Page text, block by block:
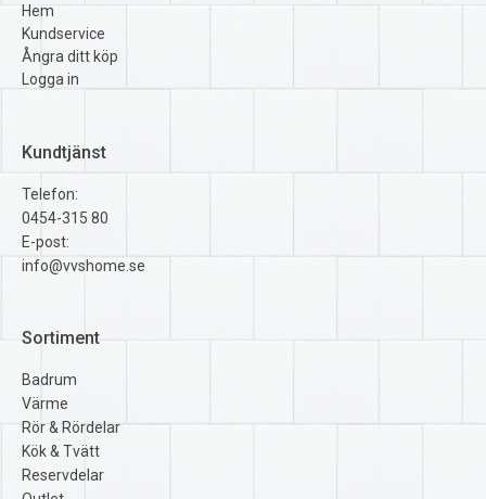
Hem
Kundservice
Ångra ditt köp
Logga in
Kundtjänst
Telefon:
0454-315 80
E-post:
info@vvshome.se
Sortiment
Badrum
Värme
Rör & Rördelar
Kök & Tvätt
Reservdelar